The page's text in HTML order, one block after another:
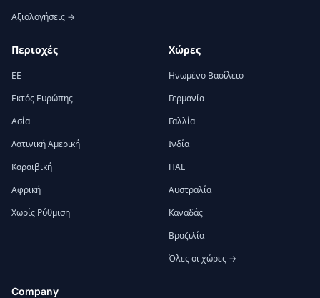
Αξιολογήσεις →
Περιοχές
ΕΕ
Εκτός Ευρώπης
Ασία
Λατινική Αμερική
Καραϊβική
Αφρική
Χωρίς Ρύθμιση
Χώρες
Ηνωμένο Βασίλειο
Γερμανία
Γαλλία
Ινδία
ΗΑΕ
Αυστραλία
Καναδάς
Βραζιλία
Όλες οι χώρες →
Company